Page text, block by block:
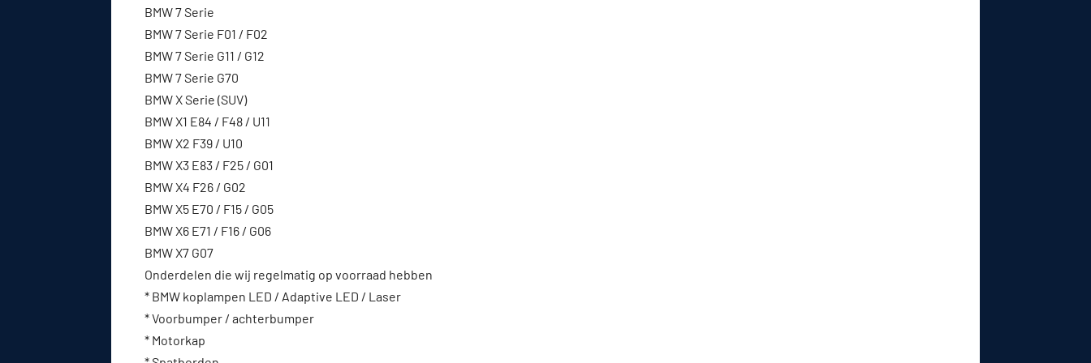
BMW 7 Serie
BMW 7 Serie F01 / F02
BMW 7 Serie G11 / G12
BMW 7 Serie G70
BMW X Serie (SUV)
BMW X1 E84 / F48 / U11
BMW X2 F39 / U10
BMW X3 E83 / F25 / G01
BMW X4 F26 / G02
BMW X5 E70 / F15 / G05
BMW X6 E71 / F16 / G06
BMW X7 G07
Onderdelen die wij regelmatig op voorraad hebben
* BMW koplampen LED / Adaptive LED / Laser
* Voorbumper / achterbumper
* Motorkap